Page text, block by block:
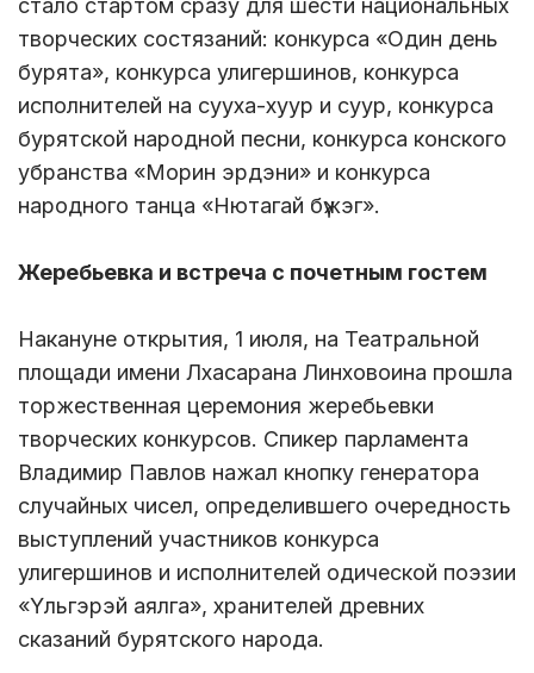
стало стартом сразу для шести национальных
творческих состязаний: конкурса «Один день
бурята», конкурса улигершинов, конкурса
исполнителей на сууха-хуур и суур, конкурса
бурятской народной песни, конкурса конского
убранства «Морин эрдэни» и конкурса
народного танца «Нютагай бүжэг».
Жеребьевка и встреча с почетным гостем
Накануне открытия, 1 июля, на Театральной
площади имени Лхасарана Линховоина прошла
торжественная церемония жеребьевки
творческих конкурсов. Спикер парламента
Владимир Павлов нажал кнопку генератора
случайных чисел, определившего очередность
выступлений участников конкурса
улигершинов и исполнителей одической поэзии
«Үльгэрэй аялга», хранителей древних
сказаний бурятского народа.